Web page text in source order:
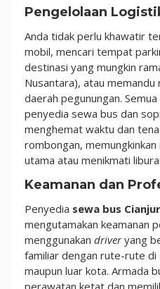
Pengelolaan
Anda tidak perlu khawatir
mobil, mencari tempat
destinasi yang mungkin
Nusantara), atau
daerah pegunungan.
penyedia sewa bus dan
menghemat waktu dan
rombongan,
utama atau menikmati
Keamanan dan
Penyedia sewa bus Cianjur
mengutamakan keamanan
menggunakan driveryang
familiar dengan rute-rute di
maupun luar kota. Armada
perawatan ketat dan